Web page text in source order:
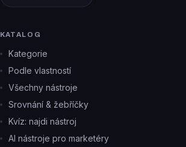
KATALOG
Kategorie
Podle vlastností
Všechny nástroje
Srovnání & žebříčky
Kvíz: najdi nástroj
AI nástroje pro marketéry